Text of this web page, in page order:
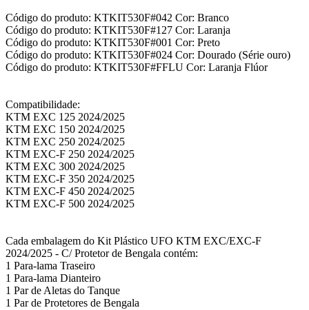
Código do produto: KTKIT530F#042 Cor: Branco
Código do produto: KTKIT530F#127 Cor: Laranja
Código do produto: KTKIT530F#001 Cor: Preto
Código do produto: KTKIT530F#024 Cor: Dourado (Série ouro)
Código do produto: KTKIT530F#FFLU Cor: Laranja Flúor
Compatibilidade:
KTM EXC 125 2024/2025
KTM EXC 150 2024/2025
KTM EXC 250 2024/2025
KTM EXC-F 250 2024/2025
KTM EXC 300 2024/2025
KTM EXC-F 350 2024/2025
KTM EXC-F 450 2024/2025
KTM EXC-F 500 2024/2025
Cada embalagem do Kit Plástico UFO KTM EXC/EXC-F
2024/2025 - C/ Protetor de Bengala contém:
1 Para-lama Traseiro
1 Para-lama Dianteiro
1 Par de Aletas do Tanque
1 Par de Protetores de Bengala